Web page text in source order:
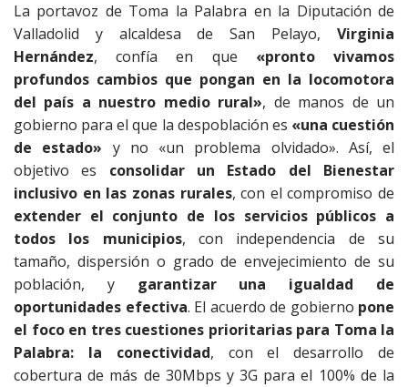
La portavoz de Toma la Palabra en la Diputación de
Valladolid y alcaldesa de San Pelayo, Virginia
Hernández, confía en que «pronto vivamos
profundos cambios que pongan en la locomotora
del país a nuestro medio rural», de manos de un
gobierno para el que la despoblación es «una cuestión
de estado» y no «un problema olvidado». Así, el
objetivo es consolidar un Estado del Bienestar
inclusivo en las zonas rurales, con el compromiso de
extender el conjunto de los servicios públicos a
todos los municipios, con independencia de su
tamaño, dispersión o grado de envejecimiento de su
población, y garantizar una igualdad de
oportunidades efectiva. El acuerdo de gobierno pone
el foco en tres cuestiones prioritarias para Toma la
Palabra: la conectividad, con el desarrollo de
cobertura de más de 30Mbps y 3G para el 100% de la